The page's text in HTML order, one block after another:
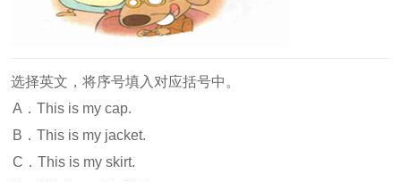
选择英文，将序号填入对应括号中。
A．This is my cap.
B．This is my jacket.
C．This is my skirt.